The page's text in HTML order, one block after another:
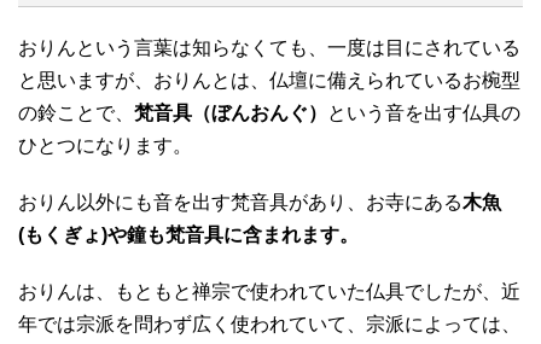
おりんという言葉は知らなくても、一度は目にされている
と思いますが、おりんとは、仏壇に備えられているお椀型
の鈴ことで、 梵音具（ぼんおんぐ）
という音を出す仏具の
ひとつになります。
おりん以外にも音を出す梵音具があり、お寺にある木魚
(もくぎょ)や鐘も梵音具に含まれます。
おりんは、もともと禅宗で使われていた仏具でしたが、近
年では宗派を問わず広く使われていて、宗派によっては、